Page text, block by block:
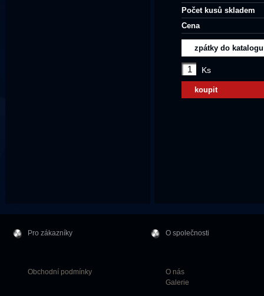
Počet kusů skladem
Cena
zpátky do katalogu
Ks
koupit
Pro zákazníky
Obchodní podmínky
O společnosti
O nás
Galerie